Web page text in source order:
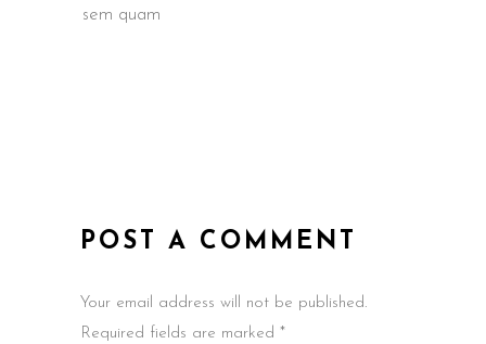
sem quam
POST A COMMENT
Your email address will not be published.
Required fields are marked *